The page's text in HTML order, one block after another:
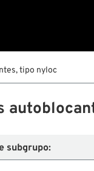
tipo nyloc
subgrupo: